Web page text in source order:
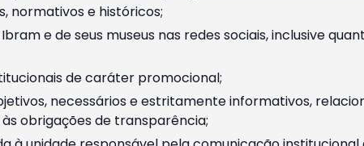
normativos e históricos;
e de seus museus nas redes sociais, inclusive
de caráter promocional;
necessários e estritamente informativos,
obrigações de transparência;